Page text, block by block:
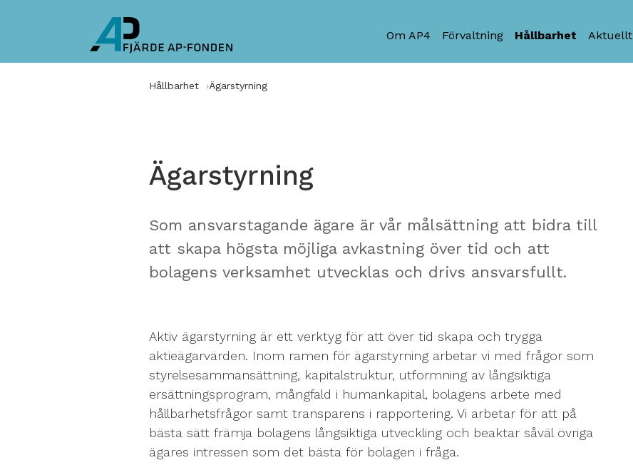
Om AP4 Förvaltning Hållbarhet Aktuellt
Hållbarhet Ägarstyrning
Ägarstyrning
Som ansvarstagande ägare är vår målsättning att bidra till
att skapa högsta möjliga avkastning över tid och att
bolagens verksamhet utvecklas och drivs ansvarsfullt.
Aktiv ägarstyrning är ett verktyg för att över tid skapa och trygga
aktieägarvärden. Inom ramen för ägarstyrning arbetar vi med frågor som
styrelsesammansättning, kapitalstruktur, utformning av långsiktiga
ersättningsprogram, mångfald i humankapital, bolagens arbete med
hållbarhetsfrågor samt transparens i rapportering. Vi arbetar för att på
bästa sätt främja bolagens långsiktiga utveckling och beaktar såväl övriga
ägares intressen som det bästa för bolagen i fråga.